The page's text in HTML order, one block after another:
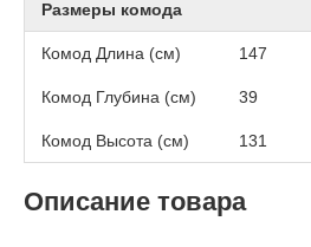
Размеры комода
Комод Длина (см) 147
Комод Глубина (см) 39
Комод Высота (см) 131
Описание товара